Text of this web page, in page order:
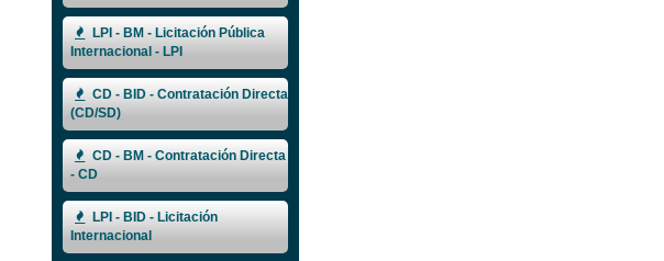
LPI - BM - Licitación Pública
Internacional - LPI
CD - BID - Contratación Directa
(CD/SD)
CD - BM - Contratación Directa
- CD
LPI - BID - Licitación
Internacional